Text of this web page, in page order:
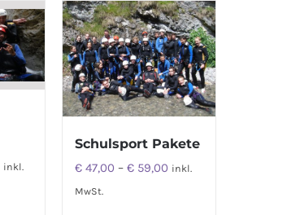
inkl.
Schulsport Pakete
€47,00 – €59,00 inkl.
MwSt.